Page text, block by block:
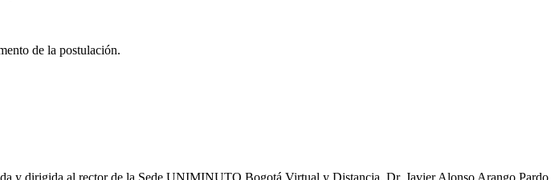
de la postulación.